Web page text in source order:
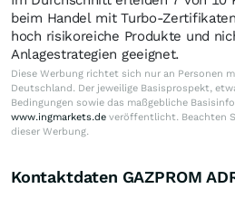
beim Handel mit Turbo-
hoch risikoreiche Produkte und
Anlagestrategien geeignet.
Diese Werbung richtet sich nur an Personen
Deutschland. Der jeweilige Basisprospekt,
Bedingungen sowie das maßgebliche
www.ingmarkets.de veröffentlicht. Beachten
dieser Werbung.
Kontaktdaten GAZPROM